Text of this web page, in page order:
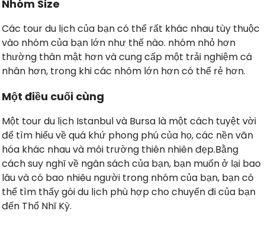
Nhóm Size
Các tour du lịch của bạn có thể rất khác nhau tùy thuộc
vào nhóm của bạn lớn như thế nào. nhóm nhỏ hơn
thường thân mật hơn và cung cấp một trải nghiệm cá
nhân hơn, trong khi các nhóm lớn hơn có thể rẻ hơn.
Một điều cuối cùng
Một tour du lịch Istanbul và Bursa là một cách tuyệt vời
để tìm hiểu về quá khứ phong phú của họ, các nền văn
hóa khác nhau và môi trường thiên nhiên đẹp.Bằng
cách suy nghĩ về ngân sách của bạn, bạn muốn ở lại bao
lâu và có bao nhiêu người trong nhóm của bạn, bạn có
thể tìm thấy gói du lịch phù hợp cho chuyến đi của bạn
đến Thổ Nhĩ Kỳ.